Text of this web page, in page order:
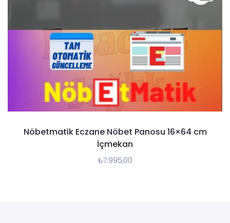
Nöbetmatik Eczane Nöbet Panosu 16×64 cm
İçmekan
₺7.995,00